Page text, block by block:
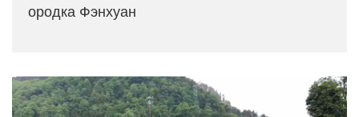
ородка Фэнхуан